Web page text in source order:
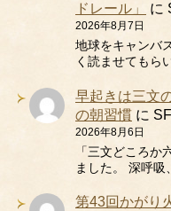
ドレール」
に
2026年8月7日
地球をキャンバ
く読ませてもら
早起きは三文
の朝習慣 に SF
2026年8月6日
「三文どころ
ました。 深呼吸
第43回かがり